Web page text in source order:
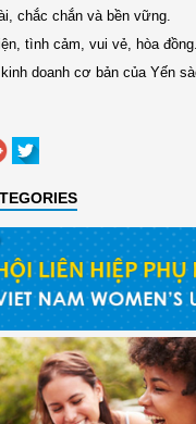
chắc chắn và bền vững.
tình cảm, vui vẻ, hòa đồng.
doanh cơ bản của Yến